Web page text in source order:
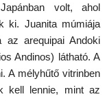
volt, ahol
ki. Juanita múmiája
az arequipai Andoki
Andinos) látható. A
A mélyhűtő vitrinben
kell lennie, mint az